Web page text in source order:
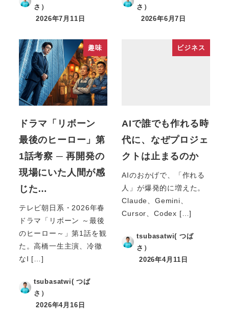
さ）
2026年7月11日
さ）
2026年6月7日
趣味
ドラマ「リボーン
最後のヒーロー」第
1話考察 ─ 再開発の
現場にいた人間が感
じた…
テレビ朝日系・2026年春
ドラマ「リボーン ～最後
のヒーロー～」第1話を観
た。高橋一生主演、冷徹
なI […]
tsubasatwi( つば
さ）
2026年4月16日
ビジネス
AIで誰でも作れる時
代に、なぜプロジェ
クトは止まるのか
AIのおかげで、「作れる
人」が爆発的に増えた。
Claude、Gemini、
Cursor、Codex […]
tsubasatwi( つば
さ）
2026年4月11日